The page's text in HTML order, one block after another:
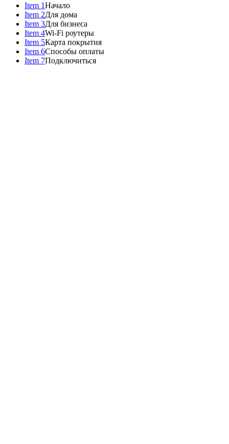
Item 1Начало
Item 2Для дома
Item 3Для бизнеса
Item 4Wi-Fi роутеры
Item 5Карта покрытия
Item 6Способы оплаты
Item 7Подключиться